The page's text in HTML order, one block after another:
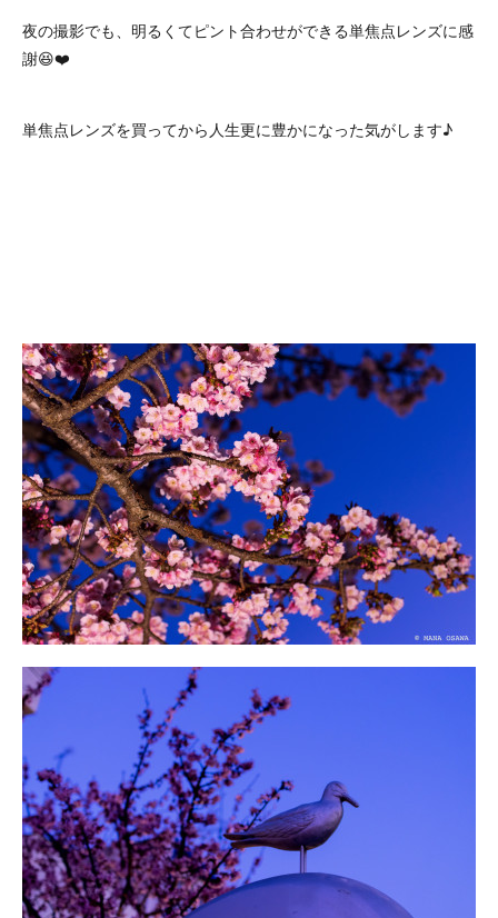
夜の撮影でも、明るくてピント合わせができる単焦点レンズに感
謝😆❤️
単焦点レンズを買ってから人生更に豊かになった気がします♪